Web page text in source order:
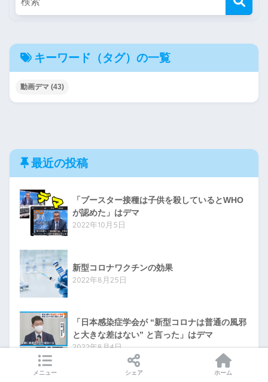
キーワード（タグ）の一覧
動画デマ (43)
最近の投稿
「ブースター接種は子供を殺しているとWHO
が認めた」はデマ
2022年10月5日
新型コロナワクチンの効果
2022年8月25日
「日本感染症学会が “新型コロナは普通の風邪
と大きな差はない” と言った」はデマ
2022年8月4日
メニュー シェア ホーム